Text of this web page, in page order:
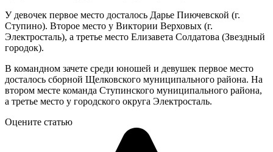
У девочек первое место досталось Дарье Пиючевской (г.
Ступино). Второе место у Виктории Верховых (г.
Электросталь), а третье место Елизавета Солдатова (Звездный
городок).
В командном зачете среди юношей и девушек первое место
досталось сборной Щелковского муниципального района. На
втором месте команда Ступинского муниципального района,
а третье место у городского округа Электросталь.
Оцените статью